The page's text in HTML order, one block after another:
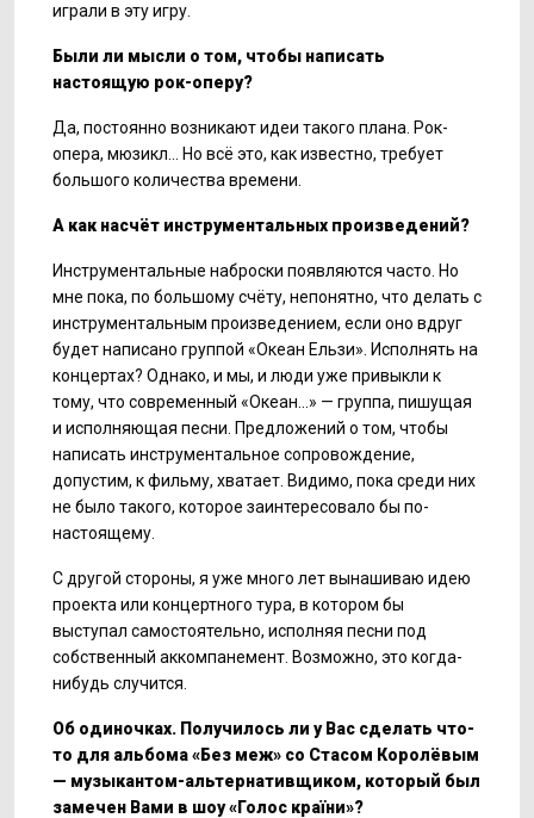
играли в эту игру.
Были ли мысли о том, чтобы написать
настоящую рок-оперу?
Да, постоянно возникают идеи такого плана. Рок-
опера, мюзикл... Но всё это, как известно, требует
большого количества времени.
А как насчёт инструментальных произведений?
Инструментальные наброски появляются часто. Но
мне пока, по большому счёту, непонятно, что делать с
инструментальным произведением, если оно вдруг
будет написано группой «Океан Ельзи». Исполнять на
концертах? Однако, и мы, и люди уже привыкли к
тому, что современный «Океан...» — группа, пишущая
и исполняющая песни. Предложений о том, чтобы
написать инструментальное сопровождение,
допустим, к фильму, хватает. Видимо, пока среди них
не было такого, которое заинтересовало бы по-
настоящему.
С другой стороны, я уже много лет вынашиваю идею
проекта или концертного тура, в котором бы
выступал самостоятельно, исполняя песни под
собственный аккомпанемент. Возможно, это когда-
нибудь случится.
Об одиночках. Получилось ли у Вас сделать что-
то для альбома «Без меж» со Стасом Королёвым
— музыкантом-альтернативщиком, который был
замечен Вами в шоу «Голос країни»?